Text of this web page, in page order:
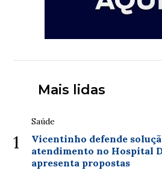
Mais lidas
1
Saúde
Vicentinho defende
atendimento no Hospital
apresenta propostas